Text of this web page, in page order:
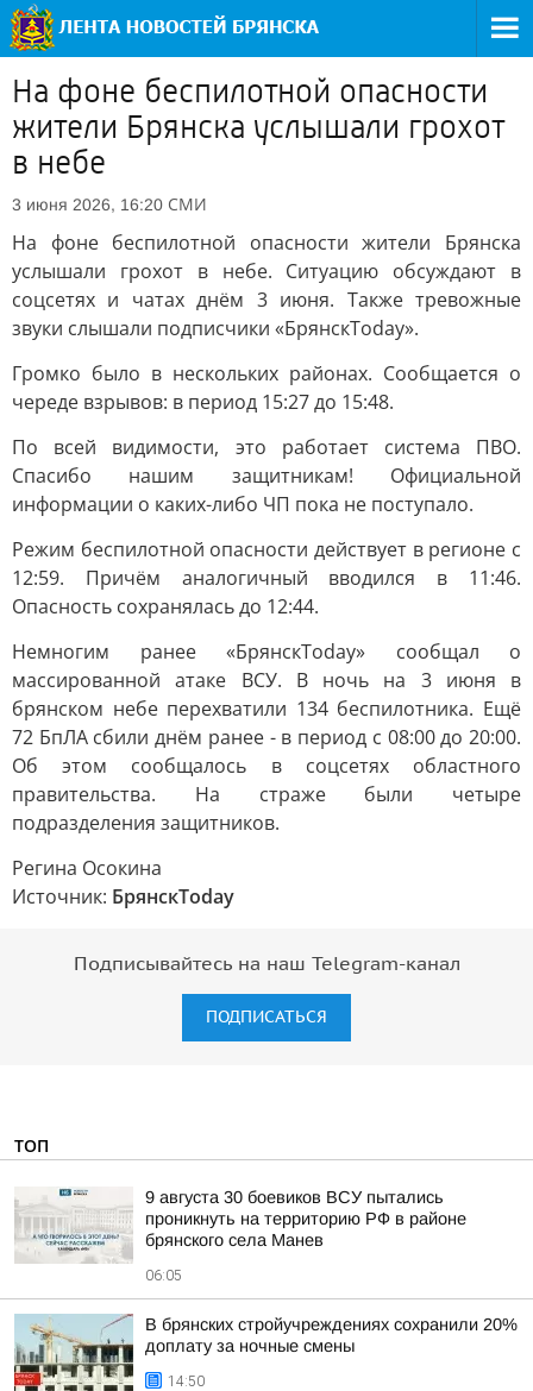
На фоне беспилотной опасности
жители Брянска услышали грохот
в небе
3 июня 2026, 16:20 СМИ
На фоне беспилотной опасности жители Брянска
услышали грохот в небе. Ситуацию обсуждают в
соцсетях и чатах днём 3 июня. Также тревожные
звуки слышали подписчики «БрянскToday».
Громко было в нескольких районах. Сообщается о
череде взрывов: в период 15:27 до 15:48.
По всей видимости, это работает система ПВО.
Спасибо нашим защитникам! Официальной
информации о каких-либо ЧП пока не поступало.
Режим беспилотной опасности действует в регионе с
12:59. Причём аналогичный вводился в 11:46.
Опасность сохранялась до 12:44.
Немногим ранее «БрянскToday» сообщал о
массированной атаке ВСУ. В ночь на 3 июня в
брянском небе перехватили 134 беспилотника. Ещё
72 БпЛА сбили днём ранее - в период с 08:00 до 20:00.
Об этом сообщалось в соцсетях областного
правительства. На страже были четыре
подразделения защитников.
Регина Осокина
Источник: БрянскToday
Подписывайтесь на наш Telegram-канал
ПОДПИСАТЬСЯ
ТОП
9 августа 30 боевиков ВСУ пытались
проникнуть на территорию РФ в районе
брянского села Манев
06:05
В брянских стройучреждениях сохранили 20%
доплату за ночные смены
14:50